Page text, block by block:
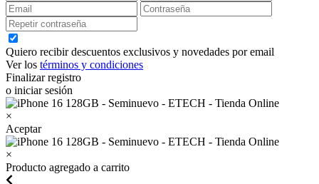
Quiero recibir descuentos exclusivos y novedades por email
Ver los términos y condiciones
Finalizar registro
o iniciar sesión
×
Aceptar
×
Producto agregado a carrito